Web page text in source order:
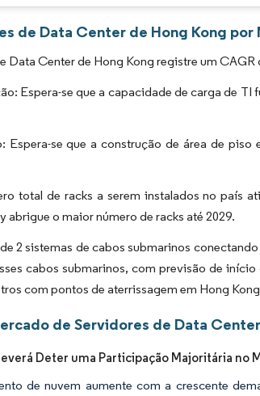
de Data Center de Hong Kong
Data Center de Hong Kong registre um
Espera-se que a capacidade de carga de
se que a construção de área de
total de racks a serem instalados no país
o maior número de racks até 2029.
2 sistemas de cabos submarinos
cabos submarinos, com previsão de
com pontos de aterrissagem em Hong
de Servidores de Data
Deter uma Participação Majoritária no
de nuvem aumente com a crescente